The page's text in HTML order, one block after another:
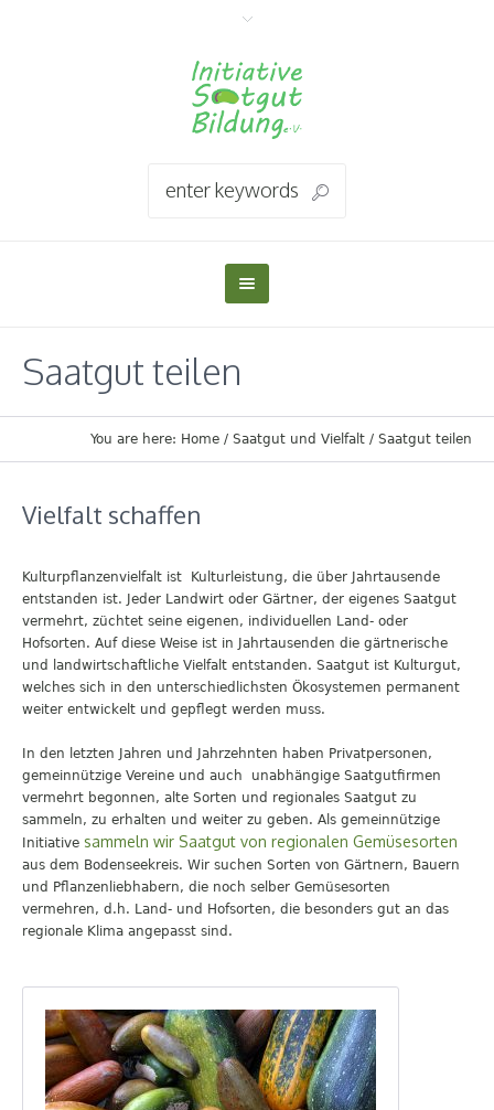
Saatgut teilen
You are here: Home / Saatgut und Vielfalt / Saatgut teilen
Vielfalt schaffen
Kulturpflanzenvielfalt ist Kulturleistung, die über Jahrtausende
entstanden ist. Jeder Landwirt oder Gärtner, der eigenes Saatgut
vermehrt, züchtet seine eigenen, individuellen Land- oder
Hofsorten. Auf diese Weise ist in Jahrtausenden die gärtnerische
und landwirtschaftliche Vielfalt entstanden. Saatgut ist Kulturgut,
welches sich in den unterschiedlichsten Ökosystemen permanent
weiter entwickelt und gepflegt werden muss.
In den letzten Jahren und Jahrzehnten haben Privatpersonen,
gemeinnützige Vereine und auch unabhängige Saatgutfirmen
vermehrt begonnen, alte Sorten und regionales Saatgut zu
sammeln, zu erhalten und weiter zu geben. Als gemeinnützige
Initiativesammeln wir Saatgut von regionalen Gemüsesorten
aus dem Bodenseekreis. Wir suchen Sorten von Gärtnern, Bauern
und Pflanzenliebhabern, die noch selber Gemüsesorten
vermehren, d.h. Land- und Hofsorten, die besonders gut an das
regionale Klima angepasst sind.